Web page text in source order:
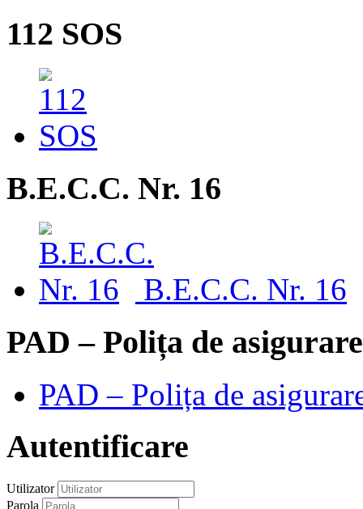
112 SOS
B.E.C.C. Nr. 16
B.E.C.C. Nr. 16
PAD – Polița de asigurare
PAD – Polița de
Autentificare
Utilizator
Parola